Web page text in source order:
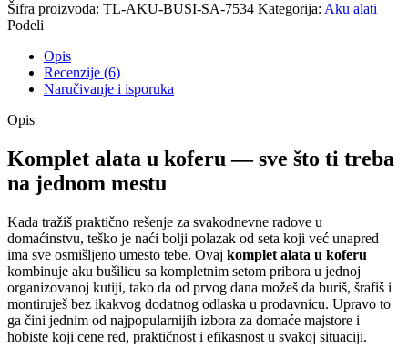
Šifra proizvoda: TL-AKU-BUSI-SA-7534 Kategorija: Aku alati
Podeli
Opis
Recenzije (6)
Naručivanje i isporuka
Opis
Komplet alata u koferu — sve što ti treba
na jednom mestu
Kada tražiš praktično rešenje za svakodnevne radove u
domaćinstvu, teško je naći bolji polazak od seta koji već unapred
ima sve osmišljeno umesto tebe. Ovaj komplet alata u koferu
kombinuje aku bušilicu sa kompletnim setom pribora u jednoj
organizovanoj kutiji, tako da od prvog dana možeš da buriš, šrafiš i
montiruješ bez ikakvog dodatnog odlaska u prodavnicu. Upravo to
ga čini jednim od najpopularnijih izbora za domaće majstore i
hobiste koji cene red, praktičnost i efikasnost u svakoj situaciji.